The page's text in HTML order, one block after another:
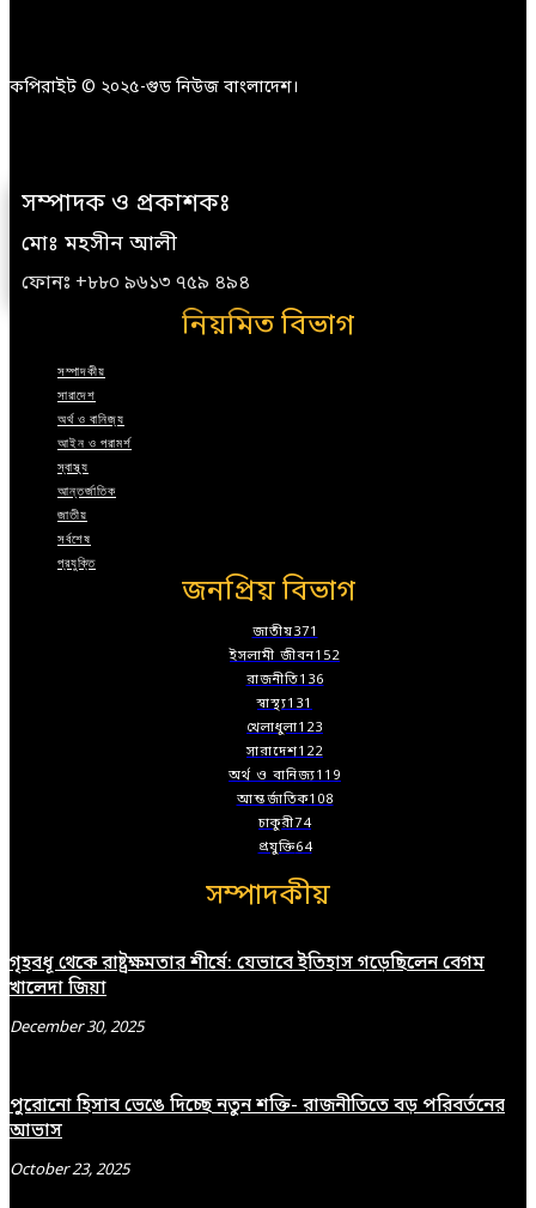
কপিরাইট © ২০২৫-গুড নিউজ বাংলাদেশ।
সম্পাদক ও প্রকাশকঃ
মোঃ মহসীন আলী
ফোনঃ +৮৮০ ৯৬১৩ ৭৫৯ ৪৯৪
নিয়মিত বিভাগ
সম্পাদকীয়
সারাদেশ
অর্থ ও বানিজ্য
আইন ও পরামর্শ
স্বাস্থ্য
আন্তর্জাতিক
জাতীয়
সর্বশেষ
প্রযুক্তি
জনপ্রিয় বিভাগ
জাতীয়371
ইসলামী জীবন152
রাজনীতি136
স্বাস্থ্য131
খেলাধুলা123
সারাদেশ122
অর্থ ও বানিজ্য119
আন্তর্জাতিক108
চাকুরী74
প্রযুক্তি64
সম্পাদকীয়
গৃহবধূ থেকে রাষ্ট্রক্ষমতার শীর্ষে: যেভাবে ইতিহাস গড়েছিলেন বেগম
খালেদা জিয়া
December 30, 2025
পুরোনো হিসাব ভেঙে দিচ্ছে নতুন শক্তি- রাজনীতিতে বড় পরিবর্তনের
আভাস
October 23, 2025